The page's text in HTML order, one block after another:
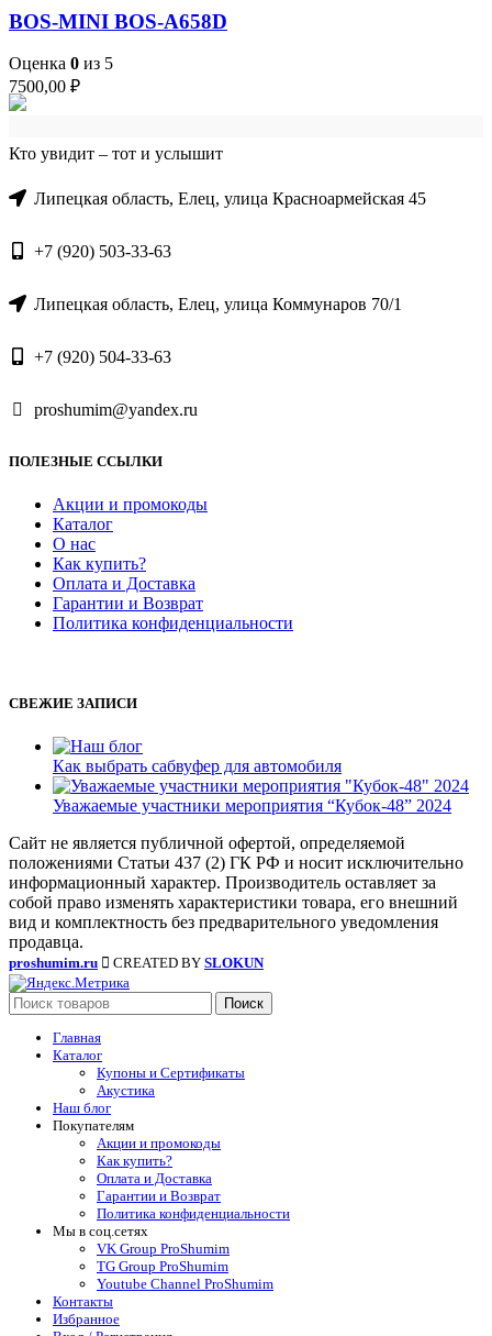
BOS-MINI BOS-A658D
Оценка 0 из 5
7500,00 ₽
Кто увидит – тот и услышит
Липецкая область, Елец, улица Красноармейская 45
+7 (920) 503-33-63
Липецкая область, Елец, улица Коммунаров 70/1
+7 (920) 504-33-63
proshumim@yandex.ru
ПОЛЕЗНЫЕ ССЫЛКИ
Акции и промокоды
Каталог
О нас
Как купить?
Оплата и Доставка
Гарантии и Возврат
Политика конфиденциальности
СВЕЖИЕ ЗАПИСИ
Как выбрать сабвуфер для автомобиля
Уважаемые участники мероприятия “Кубок-48” 2024
Сайт не является публичной офертой, определяемой
положениями Статьи 437 (2) ГК РФ и носит исключительно
информационный характер. Производитель оставляет за
собой право изменять характеристики товара, его внешний
вид и комплектность без предварительного уведомления
продавца.
proshumim.ru CREATED BY SLOKUN
Поиск
Главная
Каталог
Купоны и Сертификаты
Акустика
Наш блог
Покупателям
Акции и промокоды
Как купить?
Оплата и Доставка
Гарантии и Возврат
Политика конфиденциальности
Мы в соц.сетях
VK Group ProShumim
TG Group ProShumim
Youtube Channel ProShumim
Контакты
Избранное